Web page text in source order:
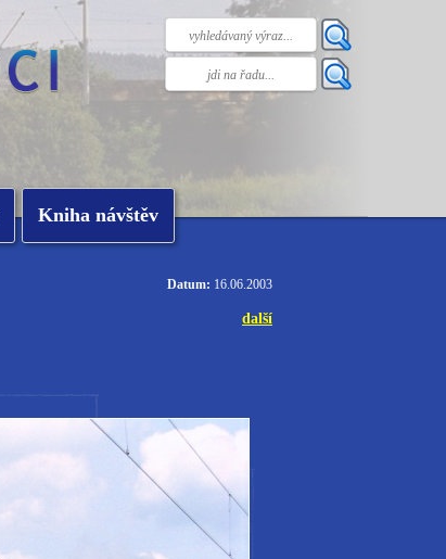
Kniha návštěv
Datum: 16.06.2003
další